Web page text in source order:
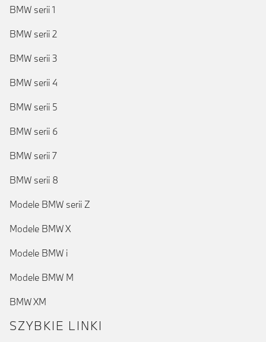
BMW serii 1
BMW serii 2
BMW serii 3
BMW serii 4
BMW serii 5
BMW serii 6
BMW serii 7
BMW serii 8
Modele BMW serii Z
Modele BMW X
Modele BMW i
Modele BMW M
BMW XM
SZYBKIE LINKI